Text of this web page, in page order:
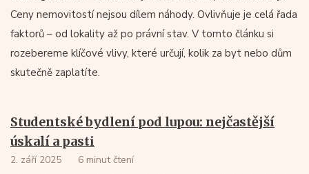
Ceny nemovitostí nejsou dílem náhody. Ovlivňuje je celá řada
faktorů – od lokality až po právní stav. V tomto článku si
rozebereme klíčové vlivy, které určují, kolik za byt nebo dům
skutečně zaplatíte.
Studentské bydlení pod lupou: nejčastější
úskalí a pasti
2. září 2025 6 minut čtení